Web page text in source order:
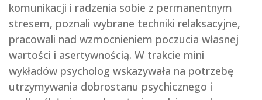
komunikacji i radzenia sobie z permanentnym
stresem, poznali wybrane techniki relaksacyjne,
pracowali nad wzmocnieniem poczucia własnej
wartości i asertywnością. W trakcie mini
wykładów psycholog wskazywała na potrzebę
utrzymywania dobrostanu psychicznego i